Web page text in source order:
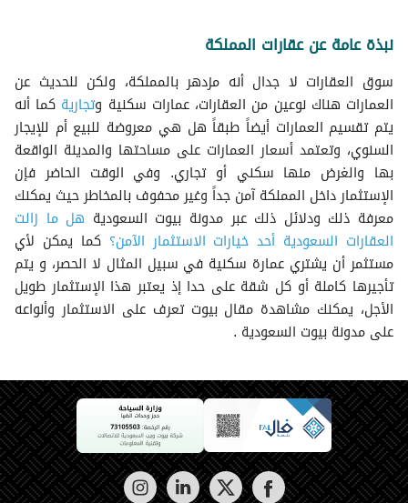
نبذة عامة عن عقارات المملكة
سوق العقارات لا جدال أنه مزدهر بالمملكة، ولكن للحديث عن
العمارات هناك نوعين من العقارات، عمارات سكنية وتجارية كما أنه
يتم تقسيم العمارات أيضاً طبقاً هل هي معروضة للبيع أم للإيجار
السنوي، وتعتمد أسعار العمارات على مساحتها والمدينة الواقعة
بها والغرض منها سكني أو تجاري. وفي الوقت الحاضر فإن
الإستثمار داخل المملكة آمن جداً وغير محفوف بالمخاطر حيث يمكنك
معرفة ذلك ودلائل ذلك عبر مدونة بيوت السعودية هل ما زالت
العقارات السعودية أحد خيارات الاستثمار الآمن؟ كما يمكن لأي
مستثمر أن يشتري عمارة سكنية في سبيل المثال لا الحصر، و يتم
تأجيرها كاملة أو كل شقة على حدا إذ يعتبر هذا الإستثمار طويل
الأجل، يمكنك مشاهدة مقال بيوت تعرف على الاستثمار وأنواعه
على مدونة بيوت السعودية .